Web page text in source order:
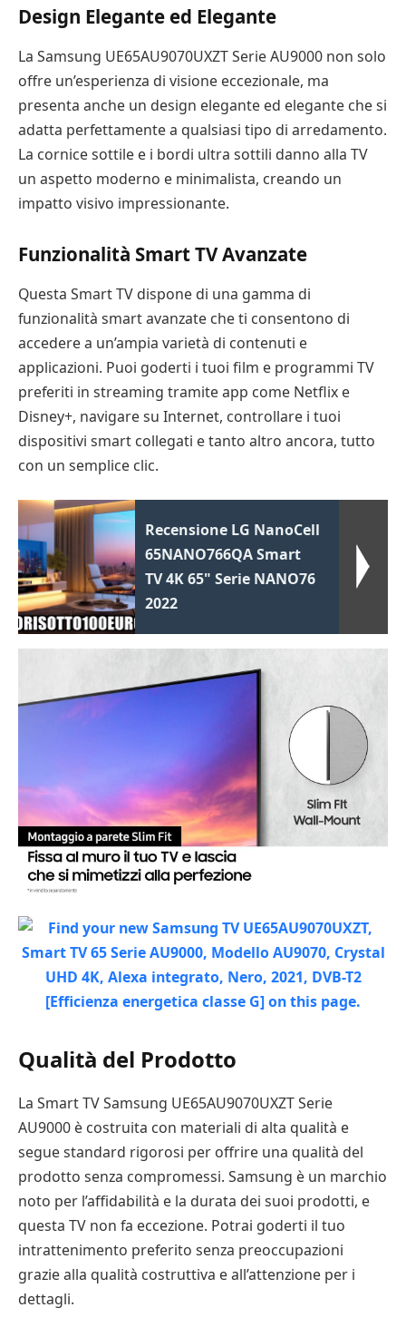
Design Elegante ed Elegante
La Samsung UE65AU9070UXZT Serie AU9000 non solo
offre un’esperienza di visione eccezionale, ma
presenta anche un design elegante ed elegante che si
adatta perfettamente a qualsiasi tipo di arredamento.
La cornice sottile e i bordi ultra sottili danno alla TV
un aspetto moderno e minimalista, creando un
impatto visivo impressionante.
Funzionalità Smart TV Avanzate
Questa Smart TV dispone di una gamma di
funzionalità smart avanzate che ti consentono di
accedere a un’ampia varietà di contenuti e
applicazioni. Puoi goderti i tuoi film e programmi TV
preferiti in streaming tramite app come Netflix e
Disney+, navigare su Internet, controllare i tuoi
dispositivi smart collegati e tanto altro ancora, tutto
con un semplice clic.
Recensione LG NanoCell
65NANO766QA Smart
TV 4K 65" Serie NANO76
2022
Qualità del Prodotto
La Smart TV Samsung UE65AU9070UXZT Serie
AU9000 è costruita con materiali di alta qualità e
segue standard rigorosi per offrire una qualità del
prodotto senza compromessi. Samsung è un marchio
noto per l’affidabilità e la durata dei suoi prodotti, e
questa TV non fa eccezione. Potrai goderti il tuo
intrattenimento preferito senza preoccupazioni
grazie alla qualità costruttiva e all’attenzione per i
dettagli.